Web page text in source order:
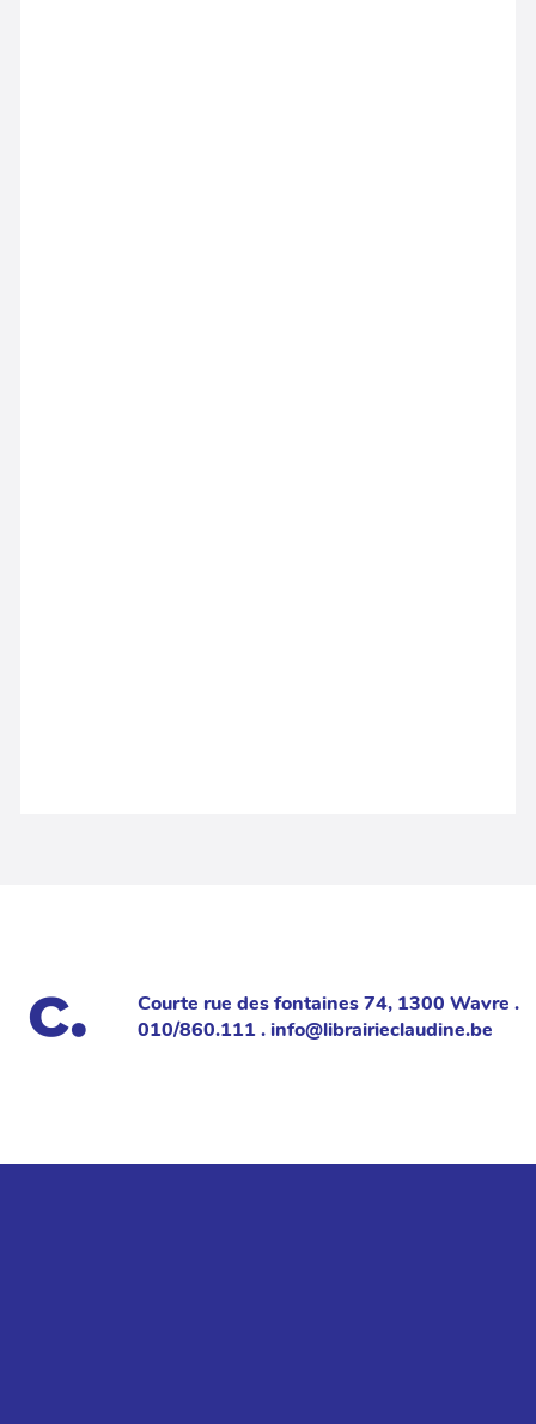
Courte rue des fontaines 74, 1300 Wavre .
010/860.111 . info@librairieclaudine.be